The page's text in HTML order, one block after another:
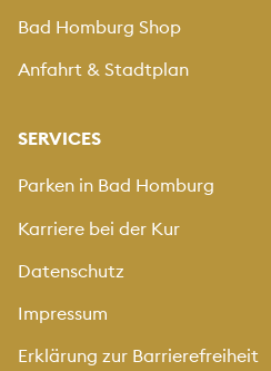
Bad Homburg Shop
Anfahrt & Stadtplan
SERVICES
Parken in Bad Homburg
Karriere bei der Kur
Datenschutz
Impressum
Erklärung zur Barrierefreiheit